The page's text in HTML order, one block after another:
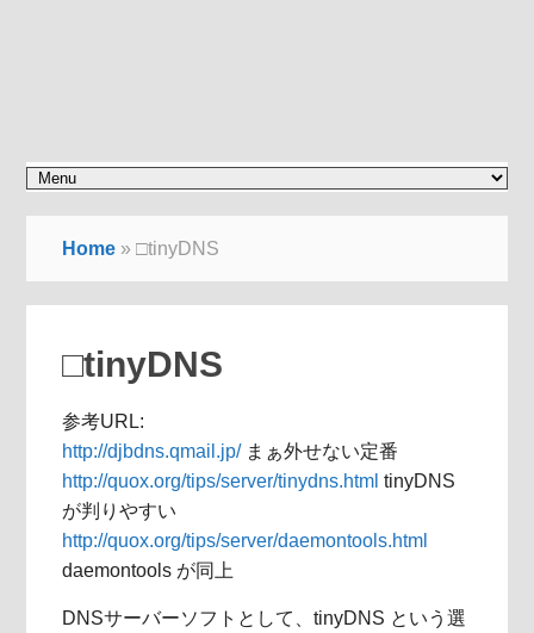
Home »□tinyDNS
□tinyDNS
参考URL:
http://djbdns.qmail.jp/まぁ外せない定番
http://quox.org/tips/server/tinydns.html tinyDNS
が判りやすい
http://quox.org/tips/server/daemontools.html
daemontools が同上
DNSサーバーソフトとして、tinyDNS という選